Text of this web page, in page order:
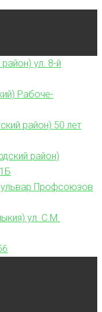
ул. 8-й
Рабоче-
район) 50 лет
район)
Профсоюзов
ул. С.М.